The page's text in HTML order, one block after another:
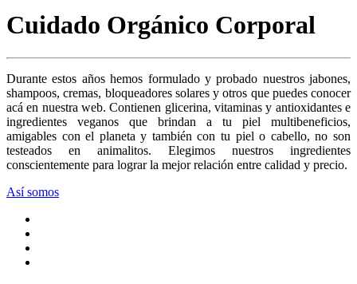
Cuidado Orgánico Corporal
Durante estos años hemos formulado y probado nuestros jabones,
shampoos, cremas, bloqueadores solares y otros que puedes conocer
acá en nuestra web. Contienen glicerina, vitaminas y antioxidantes e
ingredientes veganos que brindan a tu piel multibeneficios,
amigables con el planeta y también con tu piel o cabello, no son
testeados en animalitos. Elegimos nuestros ingredientes
conscientemente para lograr la mejor relación entre calidad y precio.
Así somos